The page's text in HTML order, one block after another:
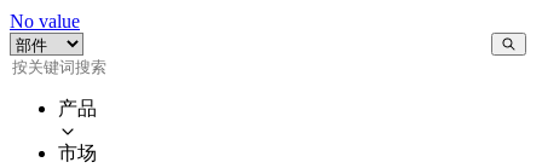
No value
产品
市场